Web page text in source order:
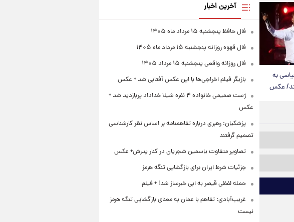
به
عکس
آخرین اخبار
فال حافظ پنجشنبه ۱۵ مرداد ماه ۱۴۰۵
فال قهوه روزانه پنجشنبه ۱۵ مرداد ماه ۱۴۰۵
فال روزانه واقعی پنجشنبه ۱۵ مرداد ۱۴۰۵
بازیگر فیلم اخراجی‌ها با این عکس آفتابی شد + عکس
ژست صمیمی خانواده ۴ نفره شیلا خداداد پربازدید شد +
عکس
پزشکیان: رهبری درباره تفاهمنامه بر اساس نظر کارشناسی
تصمیم گرفتند
تصاویر متفاوت یاسمین شجریان در کنار پدرش+ عکس
جزئیات شرط ایران برای بازگشایی تنگه هرمز
حمله لفظی قیصر به ابی خبرساز شد! + فیلم
غریب‌آبادی: تفاهم با عمان به معنای بازگشایی تنگه هرمز
نیست